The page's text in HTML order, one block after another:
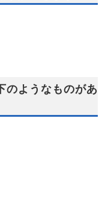
のようなものがあ